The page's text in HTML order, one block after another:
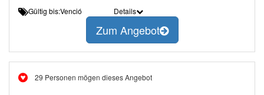
Gültig bis:Venció Details
Zum Angebot
29 Personen mögen dieses Angebot